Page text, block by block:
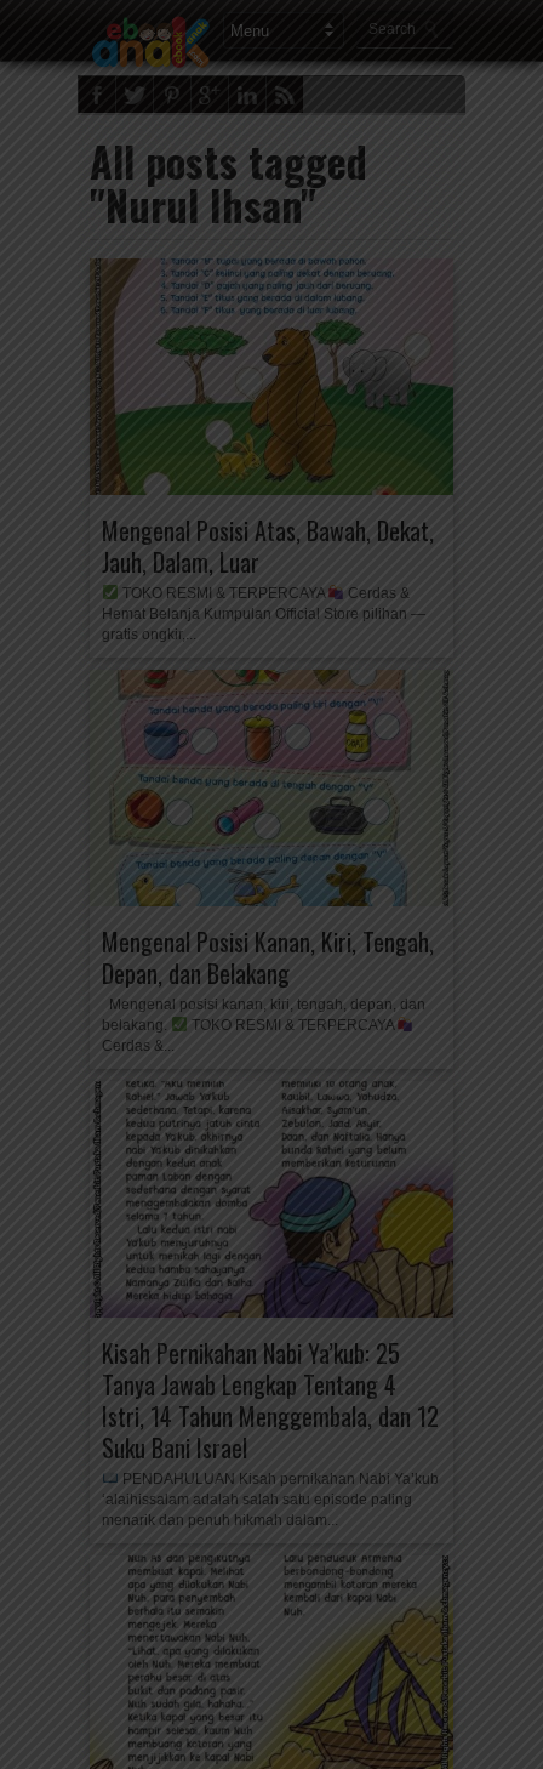
All posts tagged
"Nurul Ihsan"
Mengenal Posisi Atas, Bawah, Dekat,
Jauh, Dalam, Luar
TOKO RESMI & TERPERCAYA
Cerdas &
Hemat Belanja Kumpulan Official Store pilihan —
gratis ongkir,...
Mengenal Posisi Kanan, Kiri, Tengah,
Depan, dan Belakang
Mengenal posisi kanan, kiri, tengah, depan, dan
belakang.
TOKO RESMI & TERPERCAYA
Cerdas &...
Kisah Pernikahan Nabi Ya’kub: 25
Tanya Jawab Lengkap Tentang 4
Istri, 14 Tahun Menggembala, dan 12
Suku Bani Israel
PENDAHULUAN Kisah pernikahan Nabi Ya’kub
‘alaihissalam adalah salah satu episode paling
menarik dan penuh hikmah dalam...